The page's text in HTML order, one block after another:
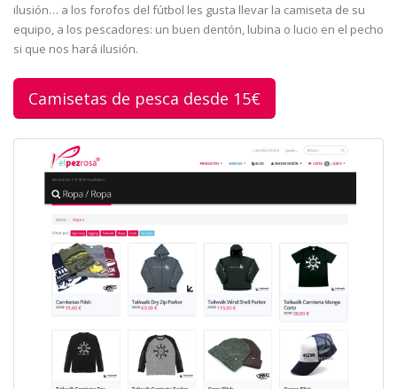
ilusión… a los forofos del fútbol les gusta llevar la camiseta de su
equipo, a los pescadores: un buen dentón, lubina o lucio en el pecho
si que nos hará ilusión.
Camisetas de pesca desde 15€